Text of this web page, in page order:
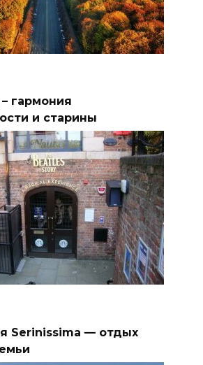
гармония
и старины
Serinissima — отдых